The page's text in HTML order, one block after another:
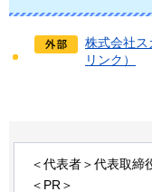
株式会社ス
リンク）
＜代表者＞代表取締
＜PR＞